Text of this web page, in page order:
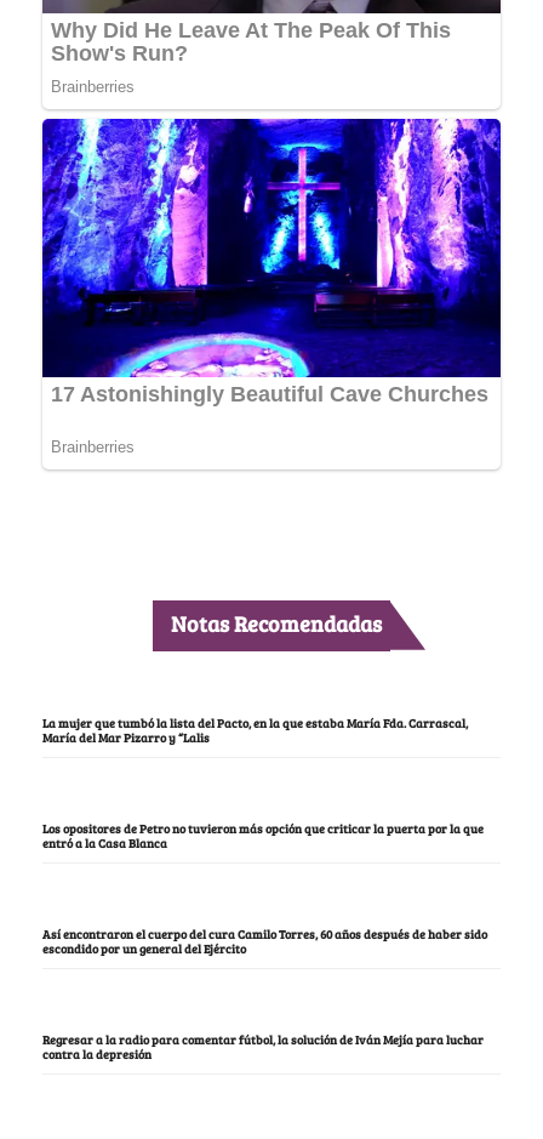
Notas Recomendadas
La mujer que tumbó la lista del Pacto, en la que estaba María Fda. Carrascal,
María del Mar Pizarro y “Lalis
Los opositores de Petro no tuvieron más opción que criticar la puerta por la que
entró a la Casa Blanca
Así encontraron el cuerpo del cura Camilo Torres, 60 años después de haber sido
escondido por un general del Ejército
Regresar a la radio para comentar fútbol, la solución de Iván Mejía para luchar
contra la depresión